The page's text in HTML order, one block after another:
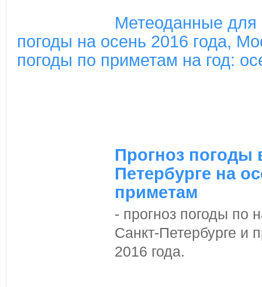
Метеоданные для
погоды на осень 2016 года,
погоды по приметам на год:
Прогноз погоды
Петербурге на
приметам
- прогноз погоды по
Санкт-Петербурге и
2016 года.